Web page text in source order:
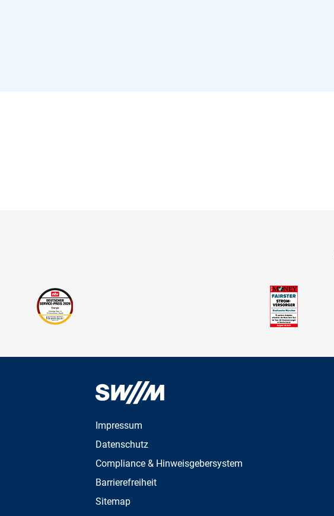
Impressum
Datenschutz
Compliance & Hinweisgebersystem
Barrierefreiheit
Sitemap